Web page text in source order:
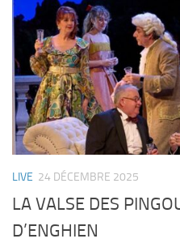
LIVE 24 DÉCEMBRE 2025
LA VALSE DES
D’ENGHIEN